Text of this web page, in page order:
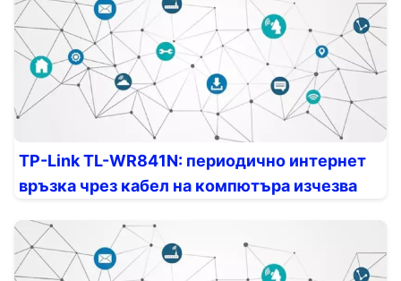
TP-Link TL-WR841N: периодично интернет
връзка чрез кабел на компютъра изчезва